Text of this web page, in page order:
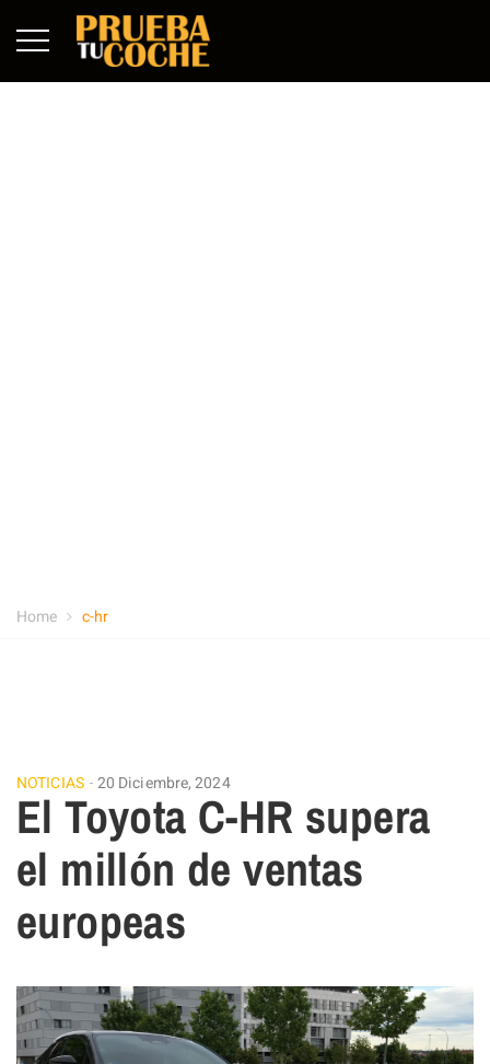
Home c-hr
NOTICIAS 20 Diciembre, 2024
El Toyota C-HR supera
el millón de ventas
europeas